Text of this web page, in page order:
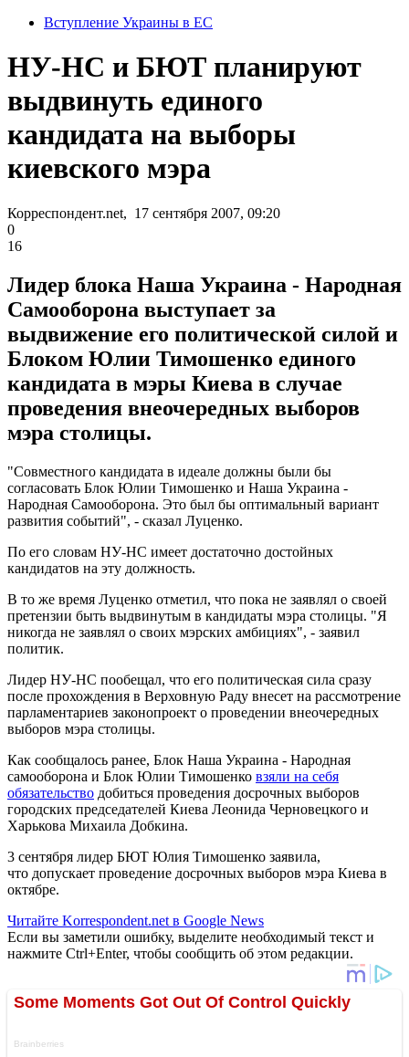
Вступление Украины в ЕС
НУ-НС и БЮТ планируют
выдвинуть единого
кандидата на выборы
киевского мэра
Корреспондент.net, 17 сентября 2007, 09:20
0
16
Лидер блока Наша Украина - Народная
Самооборона выступает за
выдвижение его политической силой и
Блоком Юлии Тимошенко единого
кандидата в мэры Киева в случае
проведения внеочередных выборов
мэра столицы.
"Совместного кандидата в идеале должны были бы
согласовать Блок Юлии Тимошенко и Наша Украина -
Народная Самооборона. Это был бы оптимальный вариант
развития событий", - сказал Луценко.
По его словам НУ-НС имеет достаточно достойных
кандидатов на эту должность.
В то же время Луценко отметил, что пока не заявлял о своей
претензии быть выдвинутым в кандидаты мэра столицы. "Я
никогда не заявлял о своих мэрских амбициях", - заявил
политик.
Лидер НУ-НС пообещал, что его политическая сила сразу
после прохождения в Верховную Раду внесет на рассмотрение
парламентариев законопроект о проведении внеочередных
выборов мэра столицы.
Как сообщалось ранее, Блок Наша Украина - Народная
самооборона и Блок Юлии Тимошенко взяли на себя
обязательство добиться проведения досрочных выборов
городских председателей Киева Леонида Черновецкого и
Харькова Михаила Добкина.
3 сентября лидер БЮТ Юлия Тимошенко заявила,
что допускает проведение досрочных выборов мэра Киева в
октябре.
Читайте Korrespondent.net в Google News
Если вы заметили ошибку, выделите необходимый текст и
нажмите Ctrl+Enter, чтобы сообщить об этом редакции.